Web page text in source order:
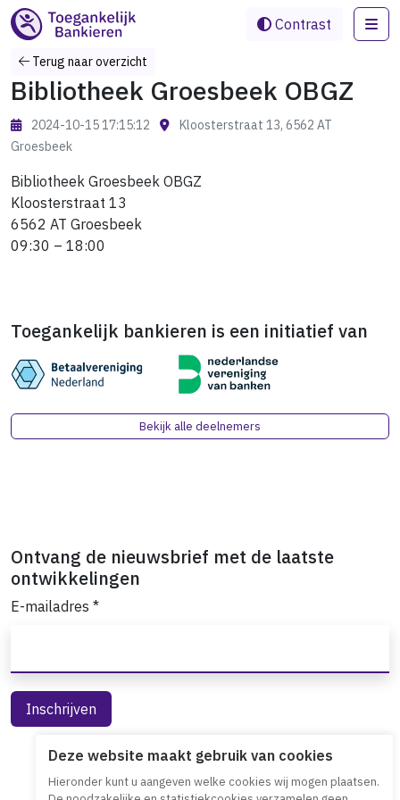
Contrast
Terug naar overzicht
Bibliotheek Groesbeek OBGZ
2024-10-15 17:15:12
Kloosterstraat 13, 6562 AT
Groesbeek
Bibliotheek Groesbeek OBGZ
Kloosterstraat 13
6562 AT Groesbeek
09:30 – 18:00
Toegankelijk bankieren is een initiatief van
Bekijk alle deelnemers
Ontvang de nieuwsbrief met de laatste
ontwikkelingen
E-mailadres *
Deze website maakt gebruik van cookies
Hieronder kunt u aangeven welke cookies wij mogen plaatsen.